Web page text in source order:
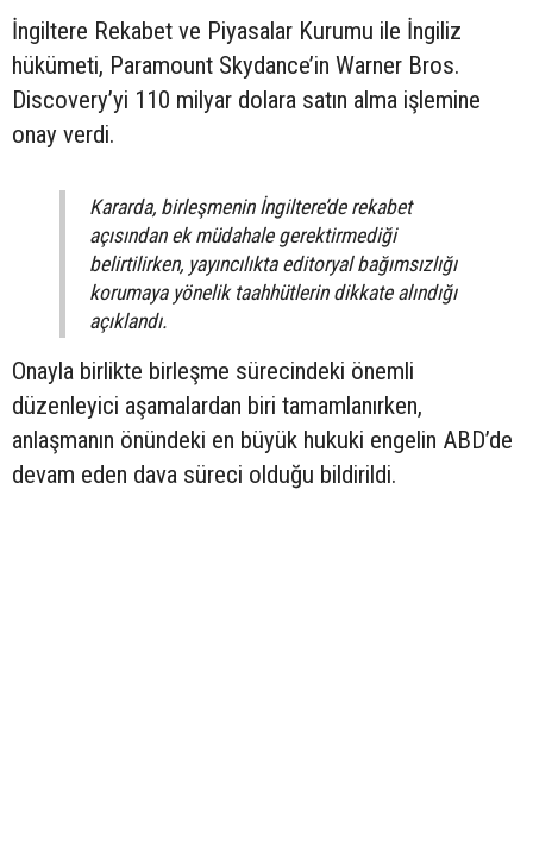
İngiltere Rekabet ve Piyasalar Kurumu ile İngiliz
hükümeti, Paramount Skydance’in Warner Bros.
Discovery’yi 110 milyar dolara satın alma işlemine
onay verdi.
Kararda, birleşmenin İngiltere’de rekabet
açısından ek müdahale gerektirmediği
belirtilirken, yayıncılıkta editoryal bağımsızlığı
korumaya yönelik taahhütlerin dikkate alındığı
açıklandı.
Onayla birlikte birleşme sürecindeki önemli
düzenleyici aşamalardan biri tamamlanırken,
anlaşmanın önündeki en büyük hukuki engelin ABD’de
devam eden dava süreci olduğu bildirildi.